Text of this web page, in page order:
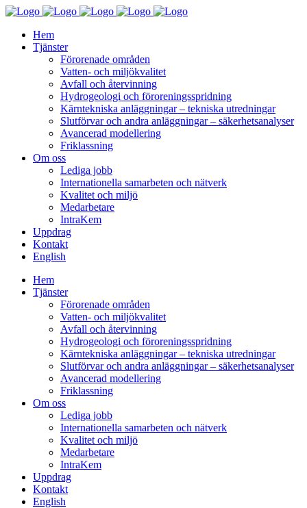
Hem
Tjänster
Förorenade områden
Vatten- och miljökvalitet
Avfall och återvinning
Hydrogeologi och föroreningsspridning
Kärntekniska anläggningar – tekniska utredningar
Slutförvar och andra anläggningar – säkerhetsanalyser
Avancerad modellering
Friklassning
Om oss
Lediga jobb
Internationella samarbeten och nätverk
Kvalitet och miljö
Medarbetare
IntraKem
Uppdrag
Kontakt
English
Hem
Tjänster
Förorenade områden
Vatten- och miljökvalitet
Avfall och återvinning
Hydrogeologi och föroreningsspridning
Kärntekniska anläggningar – tekniska utredningar
Slutförvar och andra anläggningar – säkerhetsanalyser
Avancerad modellering
Friklassning
Om oss
Lediga jobb
Internationella samarbeten och nätverk
Kvalitet och miljö
Medarbetare
IntraKem
Uppdrag
Kontakt
English